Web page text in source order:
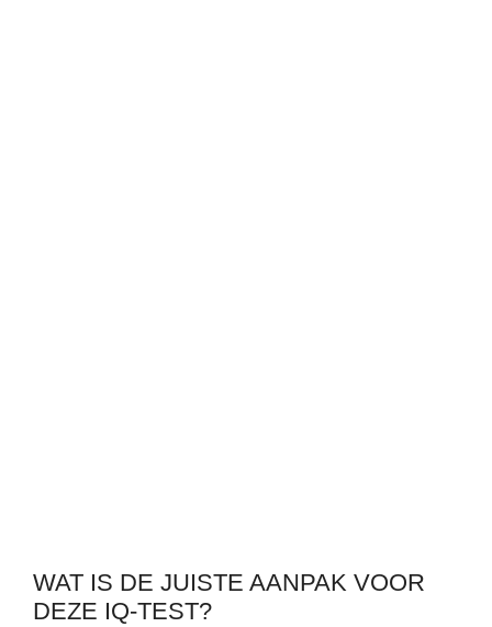
WAT IS DE JUISTE AANPAK VOOR
DEZE IQ-TEST?